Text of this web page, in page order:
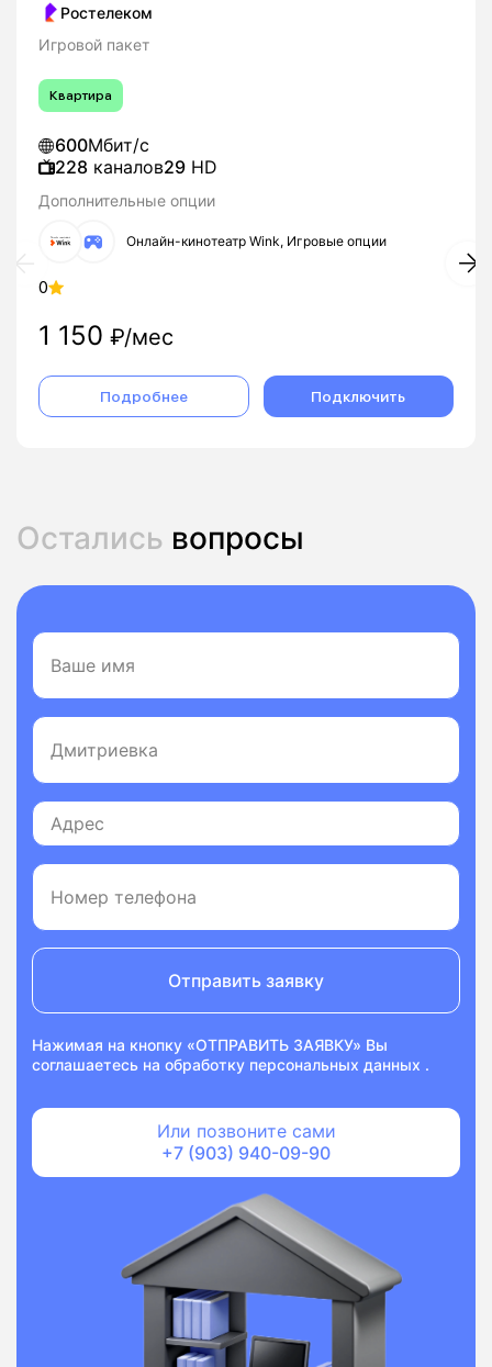
Ростелеком
Игровой пакет
Квартира
600Мбит/с
228 каналов29 HD
Дополнительные опции
Онлайн-кинотеатр Wink, Игровые опции
0
1 150 ₽/мес
Подробнее Подключить
Остались вопросы
Отправить заявку
Нажимая на кнопку «ОТПРАВИТЬ ЗАЯВКУ» Вы
соглашаетесь на обработку персональных данных .
Или позвоните сами
+7 (903) 940-09-90